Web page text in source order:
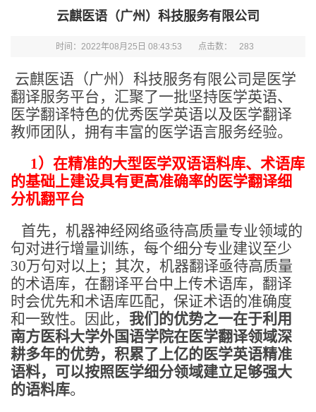
云麒医语（广州）科技服务有限公司
时间：2022年08月25日 08:43:53 点击数： 283
云麒医语（广州）科技服务有限公司是医学
翻译服务平台，汇聚了一批坚持医学英语、
医学翻译特色的优秀医学英语以及医学翻译
教师团队，拥有丰富的医学语言服务经验。
1）在精准的大型医学双语语料库、术语库
的基础上建设具有更高准确率的医学翻译细
分机翻平台
首先，机器神经网络亟待高质量专业领域的
句对进行增量训练，每个细分专业建议至少
30万句对以上；其次，机器翻译亟待高质量
的术语库，在翻译平台中上传术语库，翻译
时会优先和术语库匹配，保证术语的准确度
和一致性。因此， 我们的优势之一在于利用
南方医科大学外国语学院在医学翻译领域深
耕多年的优势，积累了上亿的医学英语精准
语料，可以按照医学细分领域建立足够强大
的语料库。